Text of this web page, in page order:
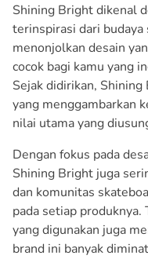
Shining Bright dikenal
terinspirasi dari
menonjolkan desain
cocok bagi kamu yang
Sejak didirikan,
yang menggambarkan
nilai utama yang
Dengan fokus pada
Shining Bright juga
dan komunitas
pada setiap produknya.
yang digunakan juga
brand ini banyak